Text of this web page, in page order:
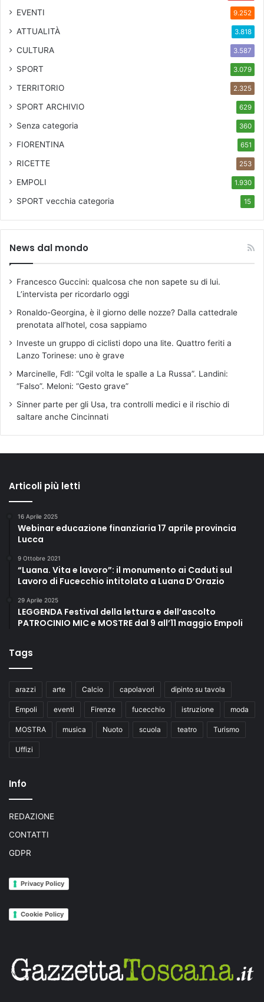
EVENTI 9.252
ATTUALITÀ 3.818
CULTURA 3.587
SPORT 3.079
TERRITORIO 2.325
SPORT ARCHIVIO 629
Senza categoria 360
FIORENTINA 651
RICETTE 253
EMPOLI 1.930
SPORT vecchia categoria 15
News dal mondo
Francesco Guccini: qualcosa che non sapete su di lui.
L’intervista per ricordarlo oggi
Ronaldo-Georgina, è il giorno delle nozze? Dalla cattedrale
prenotata all’hotel, cosa sappiamo
Investe un gruppo di ciclisti dopo una lite. Quattro feriti a
Lanzo Torinese: uno è grave
Marcinelle, FdI: “Cgil volta le spalle a La Russa”. Landini:
“Falso”. Meloni: “Gesto grave”
Sinner parte per gli Usa, tra controlli medici e il rischio di
saltare anche Cincinnati
Articoli più letti
16 Aprile 2025
Webinar educazione finanziaria 17 aprile provincia
Lucca
9 Ottobre 2021
“Luana. Vita e lavoro”: il monumento ai Caduti sul
Lavoro di Fucecchio intitolato a Luana D’Orazio
29 Aprile 2025
LEGGENDA Festival della lettura e dell’ascolto
PATROCINIO MIC e MOSTRE dal 9 all’11 maggio Empoli
Tags
arazzi arte Calcio capolavori dipinto su tavola
Empoli eventi Firenze fucecchio istruzione moda
MOSTRA musica Nuoto scuola teatro Turismo
Uffizi
Info
REDAZIONE
CONTATTI
GDPR
Privacy Policy
Cookie Policy